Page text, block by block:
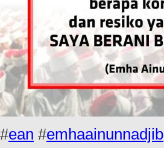
#ean #emhaainunnadjib